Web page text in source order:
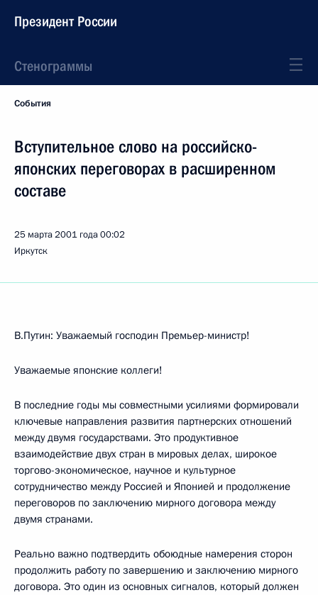
Президент России
Стенограммы
События
Вступительное слово на российско-
японских переговорах в расширенном
составе
25 марта 2001 года00:02
Иркутск
В.Путин: Уважаемый господин Премьер-министр!
Уважаемые японские коллеги!
В последние годы мы совместными усилиями формировали
ключевые направления развития партнерских отношений
между двумя государствами. Это продуктивное
взаимодействие двух стран в мировых делах, широкое
торгово-экономическое, научное и культурное
сотрудничество между Россией и Японией и продолжение
переговоров по заключению мирного договора между
двумя странами.
Реально важно подтвердить обоюдные намерения сторон
продолжить работу по завершению и заключению мирного
договора. Это один из основных сигналов, который должен